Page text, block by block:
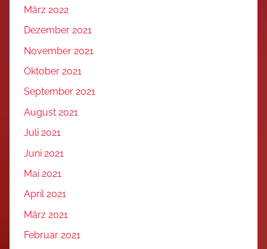
März 2022
Dezember 2021
November 2021
Oktober 2021
September 2021
August 2021
Juli 2021
Juni 2021
Mai 2021
April 2021
März 2021
Februar 2021